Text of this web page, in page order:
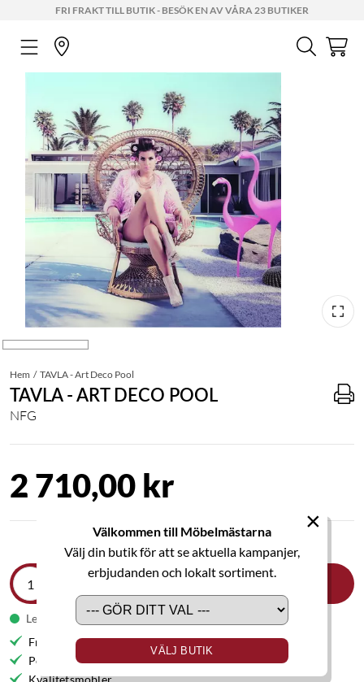
FRI FRAKT TILL BUTIK - BESÖK EN AV VÅRA 23 BUTIKER
Välkommen till Möbelmästarna
Välj din butik för att se aktuella kampanjer,
erbjudanden och lokalt sortiment.
VÄLJ BUTIK
×
Hem TAVLA - Art Deco Pool
TAVLA - ART DECO POOL
NFG
2 710,00 kr
Leveranstid 5-9 arbetsdagar
Fri frakt till butik
Personlig service